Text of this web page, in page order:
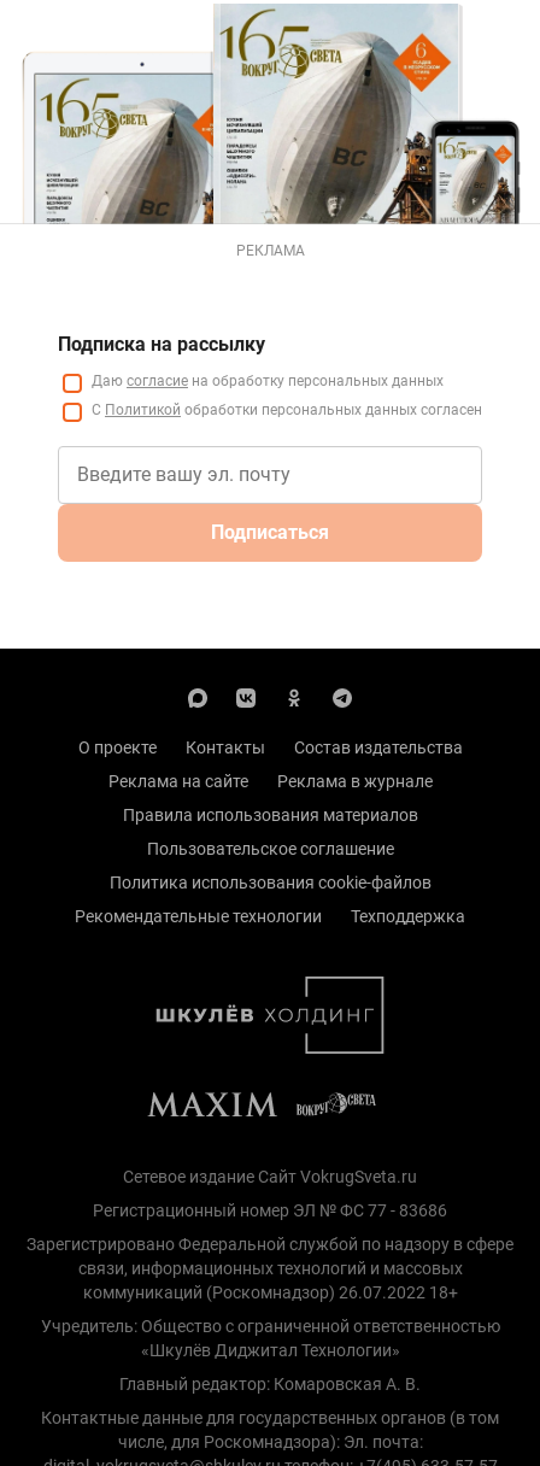
РЕКЛАМА
Подписка на рассылку
Даю согласие на обработку персональных данных
С Политикой обработки персональных данных согласен
Подписаться
О проекте Контакты
Состав издательства
Реклама на сайте
Реклама в журнале
Правила использования материалов
Пользовательское соглашение
Политика использования cookie-файлов
Рекомендательные технологии
Техподдержка
Сетевое издание Сайт VokrugSveta.ru
Регистрационный номер ЭЛ № ФС 77 - 83686
Зарегистрировано Федеральной службой по надзору в сфере
связи, информационных технологий и массовых
коммуникаций (Роскомнадзор) 26.07.2022 18+
Учредитель: Общество с ограниченной ответственностью
«Шкулёв Диджитал Технологии»
Главный редактор: Комаровская А. В.
Контактные данные для государственных органов (в том
числе, для Роскомнадзора): Эл. почта: